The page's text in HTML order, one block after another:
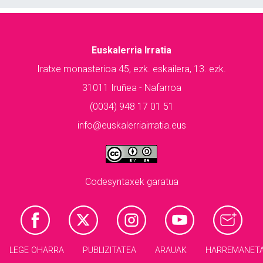
Euskalerria Irratia
Iratxe monasterioa 45, ezk. eskailera, 13. ezk.
31011 Iruñea - Nafarroa
(0034) 948 17 01 51
info@euskalerriairratia.eus
Codesyntaxek garatua
LEGE OHARRA PUBLIZITATEA ARAUAK